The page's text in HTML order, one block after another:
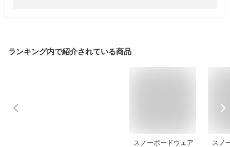
ランキング内で紹介されている商品
スノーボードウェア
スノ